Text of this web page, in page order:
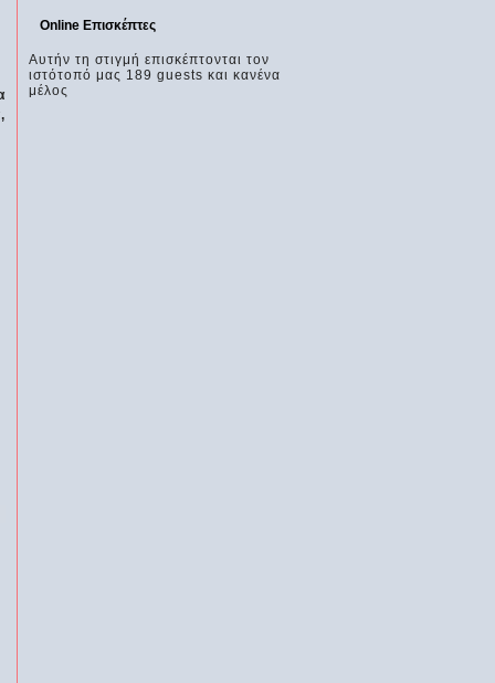
Online Επισκέπτες
Αυτήν τη στιγμή επισκέπτονται τον
ιστότοπό μας 189 guests και κανένα
μέλος